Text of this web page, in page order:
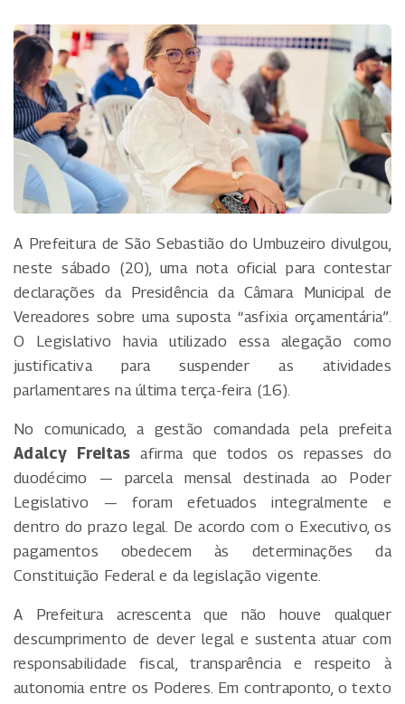
A Prefeitura de São Sebastião do Umbuzeiro divulgou,
neste sábado (20), uma nota oficial para contestar
declarações da Presidência da Câmara Municipal de
Vereadores sobre uma suposta “asfixia orçamentária”.
O Legislativo havia utilizado essa alegação como
justificativa para suspender as atividades
parlamentares na última terça-feira (16).
No comunicado, a gestão comandada pela prefeita
Adalcy Freitas afirma que todos os repasses do
duodécimo — parcela mensal destinada ao Poder
Legislativo — foram efetuados integralmente e
dentro do prazo legal. De acordo com o Executivo, os
pagamentos obedecem às determinações da
Constituição Federal e da legislação vigente.
A Prefeitura acrescenta que não houve qualquer
descumprimento de dever legal e sustenta atuar com
responsabilidade fiscal, transparência e respeito à
autonomia entre os Poderes. Em contraponto, o texto